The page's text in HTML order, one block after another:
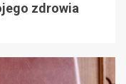
zdrowia